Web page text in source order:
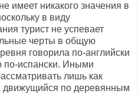
имеет никакого значения в
в виду
турист не успевает
черты в общую
говорила по-английски
по-испански. Иными
лишь как
движущийся по деревянным